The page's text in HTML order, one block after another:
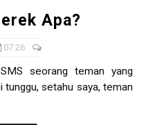
Apa?
07.26
seorang teman yang
tunggu, setahu saya, teman